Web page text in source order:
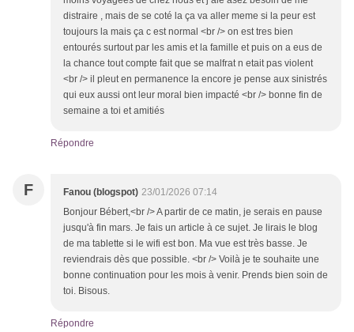
distraire , mais de se coté la ça va aller meme si la peur est
toujours la mais ça c est normal <br /> on est tres bien
entourés surtout par les amis et la famille et puis on a eus de
la chance tout compte fait que se malfrat n etait pas violent
<br /> il pleut en permanence la encore je pense aux sinistrés
qui eux aussi ont leur moral bien impacté <br /> bonne fin de
semaine a toi et amitiés
Répondre
F Fanou (blogspot) 23/01/2026 07:14
Bonjour Bébert,<br /> A partir de ce matin, je serais en pause
jusqu'à fin mars. Je fais un article à ce sujet. Je lirais le blog
de ma tablette si le wifi est bon. Ma vue est très basse. Je
reviendrais dès que possible. <br /> Voilà je te souhaite une
bonne continuation pour les mois à venir. Prends bien soin de
toi. Bisous.
Répondre